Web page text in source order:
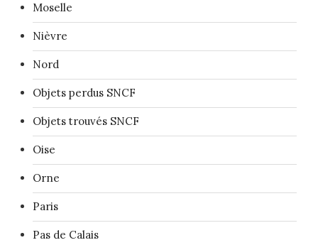
Moselle
Nièvre
Nord
Objets perdus SNCF
Objets trouvés SNCF
Oise
Orne
Paris
Pas de Calais